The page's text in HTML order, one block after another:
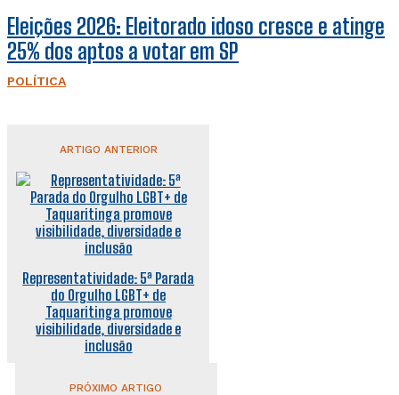
Eleições 2026: Eleitorado idoso cresce e atinge
25% dos aptos a votar em SP
POLÍTICA
ARTIGO ANTERIOR
Representatividade: 5ª Parada
do Orgulho LGBT+ de
Taquaritinga promove
visibilidade, diversidade e
inclusão
PRÓXIMO ARTIGO